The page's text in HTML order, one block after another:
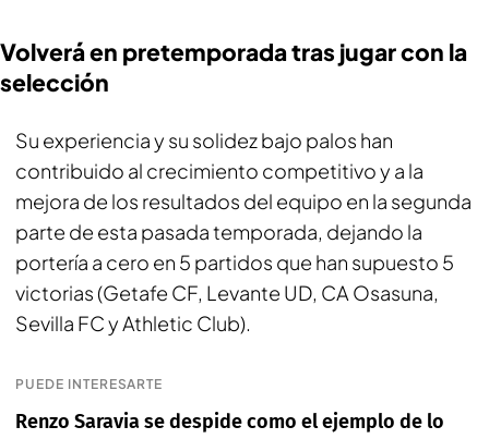
Volverá en pretemporada tras jugar con la
selección
Su experiencia y su solidez bajo palos han
contribuido al crecimiento competitivo y a la
mejora de los resultados del equipo en la segunda
parte de esta pasada temporada, dejando la
portería a cero en 5 partidos que han supuesto 5
victorias (Getafe CF, Levante UD, CA Osasuna,
Sevilla FC y Athletic Club).
PUEDE INTERESARTE
Renzo Saravia se despide como el ejemplo de lo